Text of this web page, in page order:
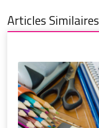
Articles Similaires